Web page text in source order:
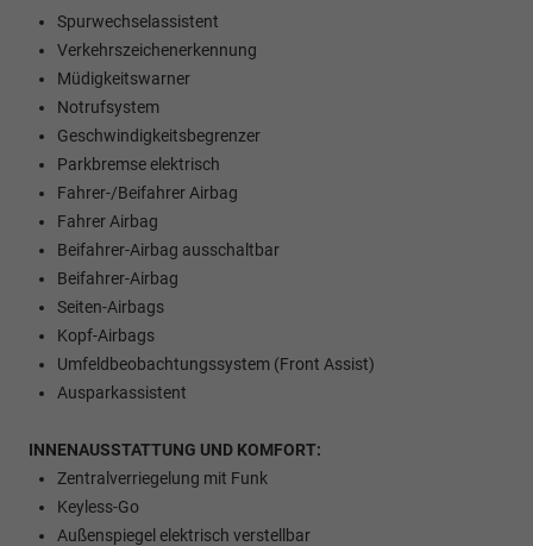
Spurwechselassistent
Verkehrszeichenerkennung
Müdigkeitswarner
Notrufsystem
Geschwindigkeitsbegrenzer
Parkbremse elektrisch
Fahrer-/Beifahrer Airbag
Fahrer Airbag
Beifahrer-Airbag ausschaltbar
Beifahrer-Airbag
Seiten-Airbags
Kopf-Airbags
Umfeldbeobachtungssystem (Front Assist)
Ausparkassistent
INNENAUSSTATTUNG UND KOMFORT:
Zentralverriegelung mit Funk
Keyless-Go
Außenspiegel elektrisch verstellbar